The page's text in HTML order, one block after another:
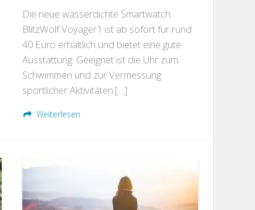
Die neue wasserdichte Smartwatch
BlitzWolf Voyager1 ist ab sofort für rund
40 Euro erhältlich und bietet eine gute
Ausstattung. Geeignet ist die Uhr zum
Schwimmen und zur Vermessung
sportlicher Aktivitäten.[…]
Weiterlesen